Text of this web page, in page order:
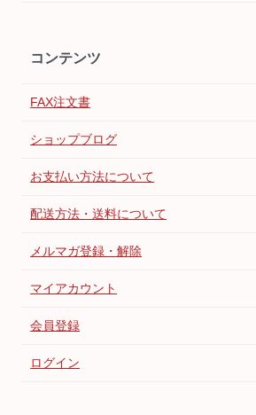
コンテンツ
FAX注文書
ショップブログ
お支払い方法について
配送方法・送料について
メルマガ登録・解除
マイアカウント
会員登録
ログイン